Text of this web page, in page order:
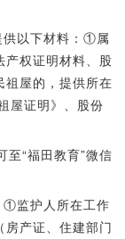
供以下材料：①属
产权证明材料、股
屋的，提供所在
屋证明》、股份
至“福田教育”微信
①监护人所在工作
产证、住建部门